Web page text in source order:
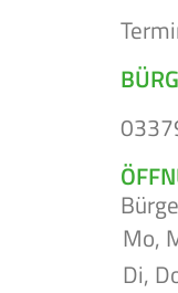
Mo,
Di,